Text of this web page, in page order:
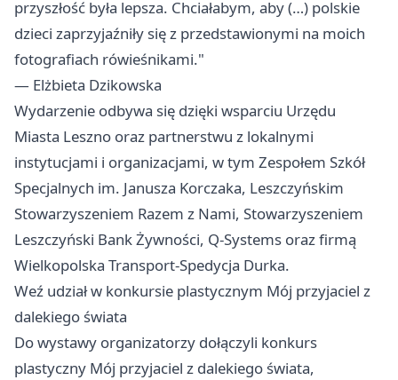
przyszłość była lepsza. Chciałabym, aby (…) polskie
dzieci zaprzyjaźniły się z przedstawionymi na moich
fotografiach rówieśnikami."
— Elżbieta Dzikowska
Wydarzenie odbywa się dzięki wsparciu Urzędu
Miasta Leszno oraz partnerstwu z lokalnymi
instytucjami i organizacjami, w tym Zespołem Szkół
Specjalnych im. Janusza Korczaka, Leszczyńskim
Stowarzyszeniem Razem z Nami, Stowarzyszeniem
Leszczyński Bank Żywności, Q-Systems oraz firmą
Wielkopolska Transport-Spedycja Durka.
Weź udział w konkursie plastycznym Mój przyjaciel z
dalekiego świata
Do wystawy organizatorzy dołączyli konkurs
plastyczny Mój przyjaciel z dalekiego świata,